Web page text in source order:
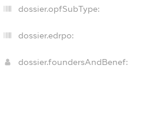
dossier.opfSubType:
dossier.edrpo:
dossier.foundersAndBenef: